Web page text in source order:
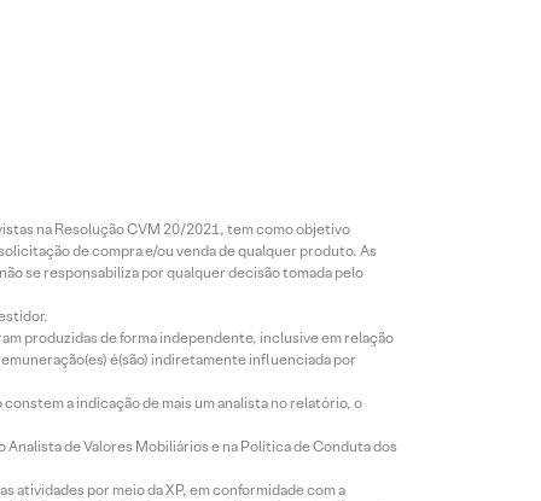
na Resolução CVM 20/2021, tem como objetivo
de compra e/ou venda de qualquer produto. As
se responsabiliza por qualquer decisão tomada pelo
produzidas de forma independente, inclusive em relação
é(são) indiretamente influenciada por
a indicação de mais um analista no relatório, o
de Valores Mobiliários e na Política de Conduta dos
atividades por meio da XP, em conformidade com a